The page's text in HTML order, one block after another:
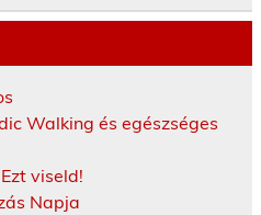
Walking és egészséges
viseld!
Napja